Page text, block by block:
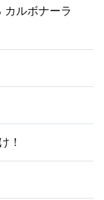
カルボナーラ
！